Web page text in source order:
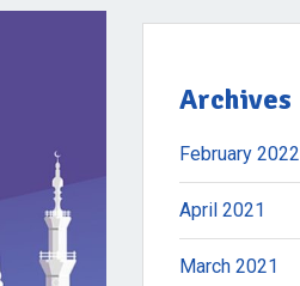
Archives
February 2022
April 2021
March 2021